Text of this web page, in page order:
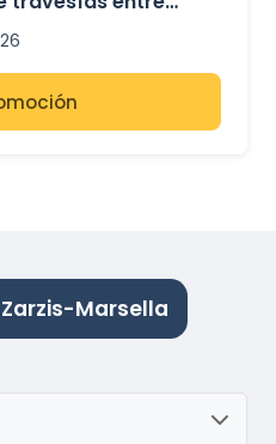
aún tienen plazas
Marsella